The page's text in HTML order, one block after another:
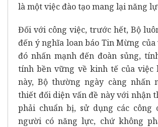
là một việc đào tạo mang lại năng
Đối với công việc, trước hết, Bộ
đến ý nghĩa loan báo Tin Mừng của
đó nhấn mạnh đến đoàn sủng,
tính bền vững về kinh tế của việc
này, Bộ thường ngày càng nhấn
thiết đối diện vấn đề này với nhận
phải chuẩn bị, sử dụng các công
người có năng lực, chứ không